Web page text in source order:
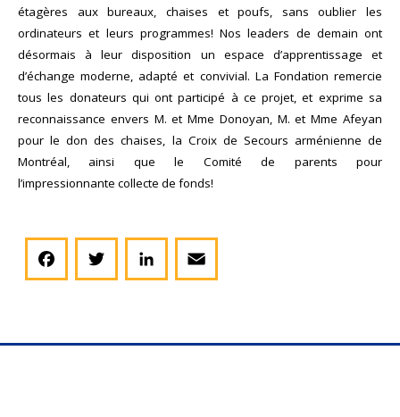
étagères aux bureaux, chaises et poufs, sans oublier les
ordinateurs et leurs programmes! Nos leaders de demain ont
désormais à leur disposition un espace d’apprentissage et
d’échange moderne, adapté et convivial. La Fondation remercie
tous les donateurs qui ont participé à ce projet, et exprime sa
reconnaissance envers M. et Mme Donoyan, M. et Mme Afeyan
pour le don des chaises, la Croix de Secours arménienne de
Montréal, ainsi que le Comité de parents pour
l’impressionnante collecte de fonds!
Facebook Twitter LinkedIn Email